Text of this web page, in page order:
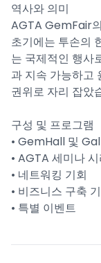
역사와 의미
AGTA GemFair
초기에는 투손의
는 국제적인 행사
과 지속 가능하고
권위로 자리 잡았
구성 및 프로그램
• GemHall 및
• AGTA 세미나
• 네트워킹 기회
• 비즈니스 구축
• 특별 이벤트